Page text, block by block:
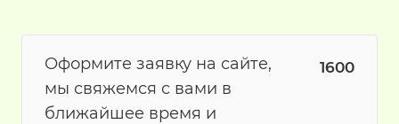
Оформите заявку на сайте,
мы свяжемся с вами в
ближайшее время и
1600